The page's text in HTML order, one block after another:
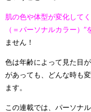
肌の色や体型が変化して
（＝パーソナルカラー）
ません！
色は年齢によって見た目
があっても、どんな時も
ます。
この連載では、パーソナ